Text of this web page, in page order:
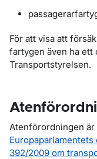
För att visa att
fartygen även ha
Transportstyrelsen.
Atenförordningen
392/2009 om